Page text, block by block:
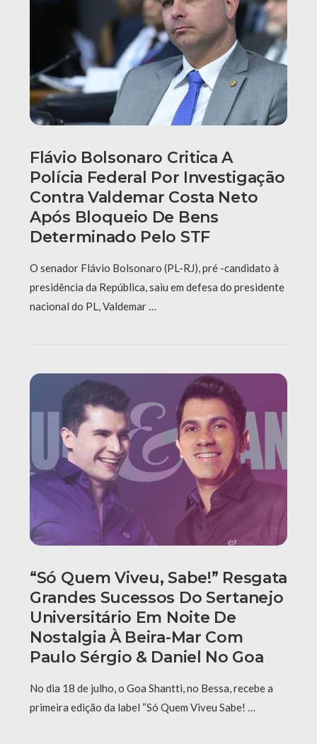
Flávio Bolsonaro Critica A
Polícia Federal Por Investigação
Contra Valdemar Costa Neto
Após Bloqueio De Bens
Determinado Pelo STF
O senador Flávio Bolsonaro (PL-RJ), pré -candidato à
presidência da República, saiu em defesa do presidente
nacional do PL, Valdemar …
“Só Quem Viveu, Sabe!” Resgata
Grandes Sucessos Do Sertanejo
Universitário Em Noite De
Nostalgia À Beira-Mar Com
Paulo Sérgio & Daniel No Goa
No dia 18 de julho, o Goa Shantti, no Bessa, recebe a
primeira edição da label “Só Quem Viveu Sabe! …